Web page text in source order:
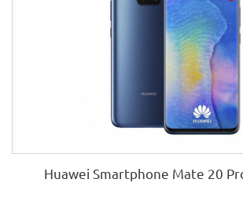
Huawei Smartphone Mate 20